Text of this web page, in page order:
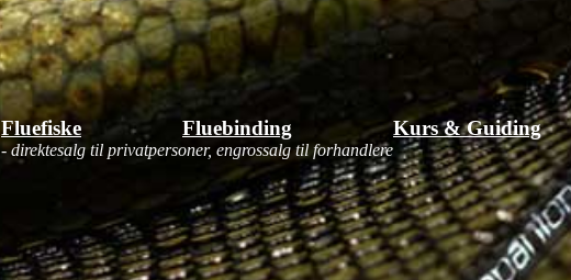
Fluefiske Fluebinding Kurs & Guiding
- direktesalg til privatpersoner, engrossalg til forhandlere